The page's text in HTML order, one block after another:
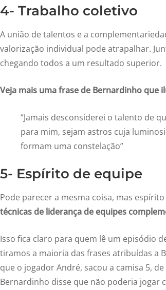
4- Trabalho coletivo
A união de talentos e a
valorização individual pode atrapalhar.
chegando todos a um resultado superior.
Veja mais uma frase de Bernardinho que
“Jamais desconsiderei o talento de
para mim, sejam astros cuja
formam uma constelação”
5- Espírito de equipe
Pode parecer a mesma coisa, mas
técnicas de liderança de equipes
Isso fica claro para quem lê um episódio
tiramos a maioria das frases atribuídas a
que o jogador André, sacou a camisa 5,
Bernardinho disse que não poderia jogar